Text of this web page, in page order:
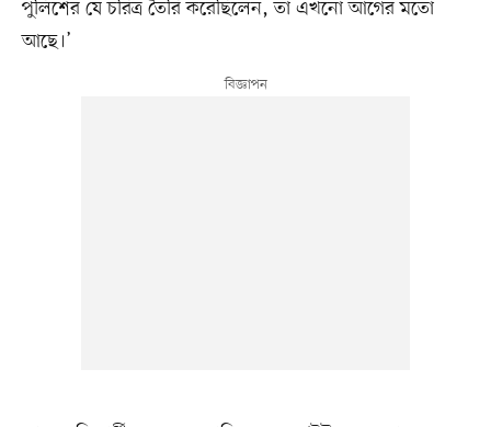
পুলিশের যে চরিত্র তৈরি করেছিলেন, তা এখনো আগের মতো
আছে।’